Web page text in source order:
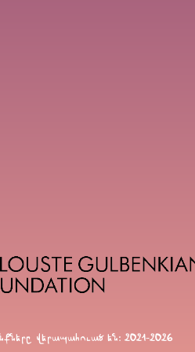
վերապահուած են։ 2021-2026